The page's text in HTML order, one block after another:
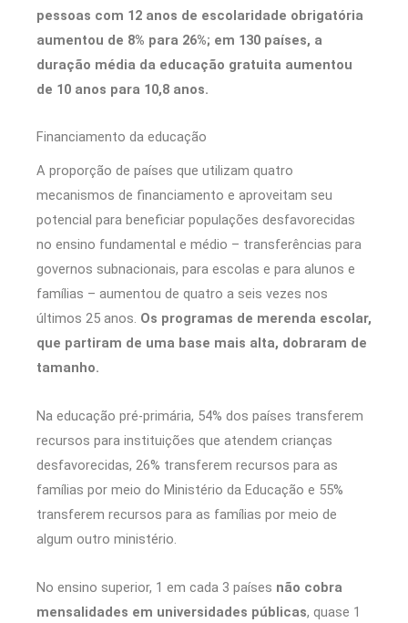
pessoas com 12 anos de escolaridade obrigatória
aumentou de 8% para 26%; em 130 países, a
duração média da educação gratuita aumentou
de 10 anos para 10,8 anos.
Financiamento da educação
A proporção de países que utilizam quatro
mecanismos de financiamento e aproveitam seu
potencial para beneficiar populações desfavorecidas
no ensino fundamental e médio – transferências para
governos subnacionais, para escolas e para alunos e
famílias – aumentou de quatro a seis vezes nos
últimos 25 anos. Os programas de merenda escolar,
que partiram de uma base mais alta, dobraram de
tamanho.
Na educação pré-primária, 54% dos países transferem
recursos para instituições que atendem crianças
desfavorecidas, 26% transferem recursos para as
famílias por meio do Ministério da Educação e 55%
transferem recursos para as famílias por meio de
algum outro ministério.
No ensino superior, 1 em cada 3 países não cobra
mensalidades em universidades públicas, quase 1